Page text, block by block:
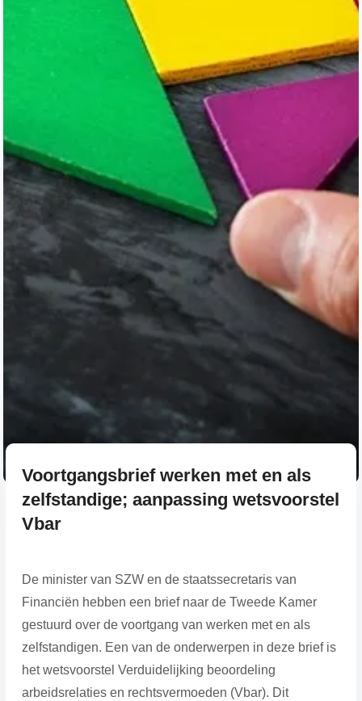
Voortgangsbrief werken met en als
zelfstandige; aanpassing wetsvoorstel
Vbar
De minister van SZW en de staatssecretaris van
Financiën hebben een brief naar de Tweede Kamer
gestuurd over de voortgang van werken met en als
zelfstandigen. Een van de onderwerpen in deze brief is
het wetsvoorstel Verduidelijking beoordeling
arbeidsrelaties en rechtsvermoeden (Vbar). Dit